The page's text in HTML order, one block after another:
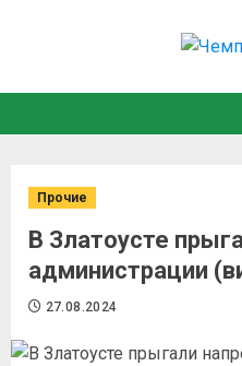
Прочие
В Златоусте
администрации
27.08.2024